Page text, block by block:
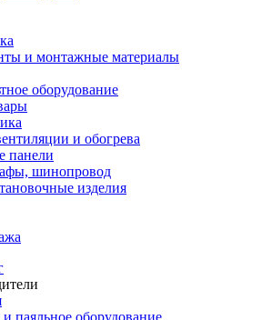
и монтажные материалы
оборудование
и обогрева
панели
шинопровод
изделия